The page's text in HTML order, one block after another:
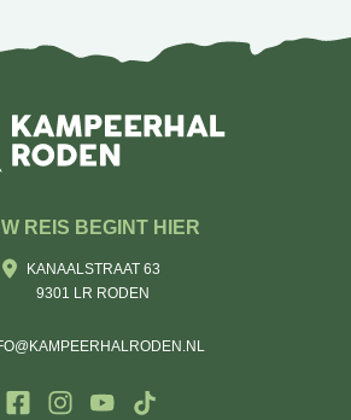
REIS BEGINT HIER
KANAALSTRAAT 63
9301 LR RODEN